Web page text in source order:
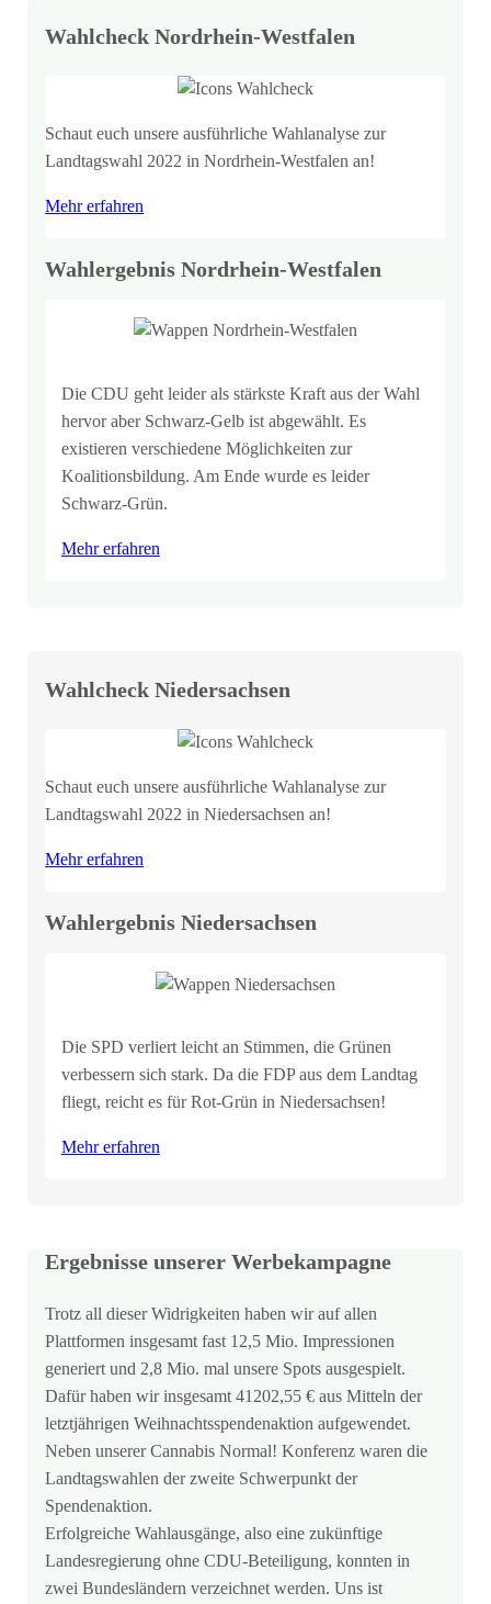
Wahlcheck Nordrhein-Westfalen
Schaut euch unsere ausführliche Wahlanalyse zur
Landtagswahl 2022 in Nordrhein-Westfalen an!
Mehr erfahren
Wahlergebnis Nordrhein-Westfalen
Die CDU geht leider als stärkste Kraft aus der Wahl
hervor aber Schwarz-Gelb ist abgewählt. Es
existieren verschiedene Möglichkeiten zur
Koalitionsbildung. Am Ende wurde es leider
Schwarz-Grün.
Mehr erfahren
Wahlcheck Niedersachsen
Schaut euch unsere ausführliche Wahlanalyse zur
Landtagswahl 2022 in Niedersachsen an!
Mehr erfahren
Wahlergebnis Niedersachsen
Die SPD verliert leicht an Stimmen, die Grünen
verbessern sich stark. Da die FDP aus dem Landtag
fliegt, reicht es für Rot-Grün in Niedersachsen!
Mehr erfahren
Ergebnisse unserer Werbekampagne
Trotz all dieser Widrigkeiten haben wir auf allen
Plattformen insgesamt fast 12,5 Mio. Impressionen
generiert und 2,8 Mio. mal unsere Spots ausgespielt.
Dafür haben wir insgesamt 41202,55 € aus Mitteln der
letztjährigen Weihnachtsspendenaktion aufgewendet.
Neben unserer Cannabis Normal! Konferenz waren die
Landtagswahlen der zweite Schwerpunkt der
Spendenaktion.
Erfolgreiche Wahlausgänge, also eine zukünftige
Landesregierung ohne CDU-Beteiligung, konnten in
zwei Bundesländern verzeichnet werden. Uns ist